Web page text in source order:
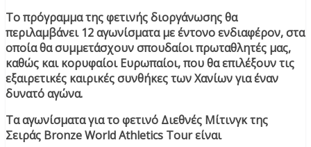
Το πρόγραμμα της φετινής διοργάνωσης θα
περιλαμβάνει 12 αγωνίσματα με έντονο ενδιαφέρον, στα
οποία θα συμμετάσχουν σπουδαίοι πρωταθλητές μας,
καθώς και κορυφαίοι Ευρωπαίοι, που θα επιλέξουν τις
εξαιρετικές καιρικές συνθήκες των Χανίων για έναν
δυνατό αγώνα.
Τα αγωνίσματα για το φετινό Διεθνές Μίτινγκ της
Σειράς Bronze World Athletics Tour είναι